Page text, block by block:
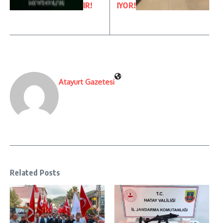
IR!
IYOR!
Atayurt Gazetesi
Related Posts